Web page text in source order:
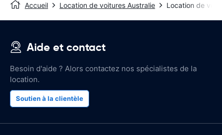
Accueil Location de voitures Australie Location de
Aide et contact
Besoin d'aide ? Alors contactez nos spécialistes de la
location.
Soutien à la clientèle